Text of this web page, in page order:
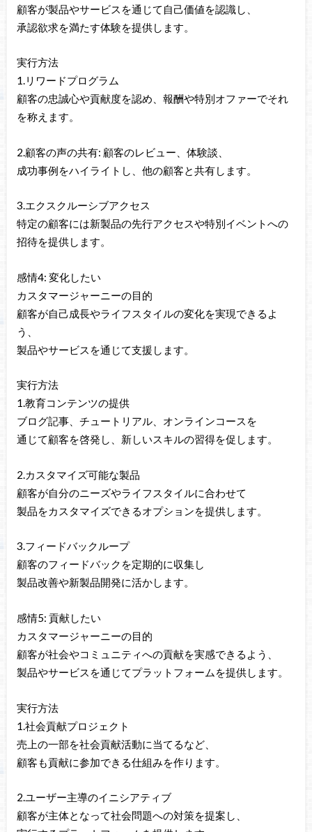
顧客が製品やサービスを通じて自己価値を認識し、
承認欲求を満たす体験を提供します。
実行方法
1.リワードプログラム
顧客の忠誠心や貢献度を認め、報酬や特別オファーでそれ
を称えます。
2.顧客の声の共有: 顧客のレビュー、体験談、
成功事例をハイライトし、他の顧客と共有します。
3.エクスクルーシブアクセス
特定の顧客には新製品の先行アクセスや特別イベントへの
招待を提供します。
感情4: 変化したい
カスタマージャーニーの目的
顧客が自己成長やライフスタイルの変化を実現できるよ
う、
製品やサービスを通じて支援します。
実行方法
1.教育コンテンツの提供
ブログ記事、チュートリアル、オンラインコースを
通じて顧客を啓発し、新しいスキルの習得を促します。
2.カスタマイズ可能な製品
顧客が自分のニーズやライフスタイルに合わせて
製品をカスタマイズできるオプションを提供します。
3.フィードバックループ
顧客のフィードバックを定期的に収集し
製品改善や新製品開発に活かします。
感情5: 貢献したい
カスタマージャーニーの目的
顧客が社会やコミュニティへの貢献を実感できるよう、
製品やサービスを通じてプラットフォームを提供します。
実行方法
1.社会貢献プロジェクト
売上の一部を社会貢献活動に当てるなど、
顧客も貢献に参加できる仕組みを作ります。
2.ユーザー主導のイニシアティブ
顧客が主体となって社会問題への対策を提案し、